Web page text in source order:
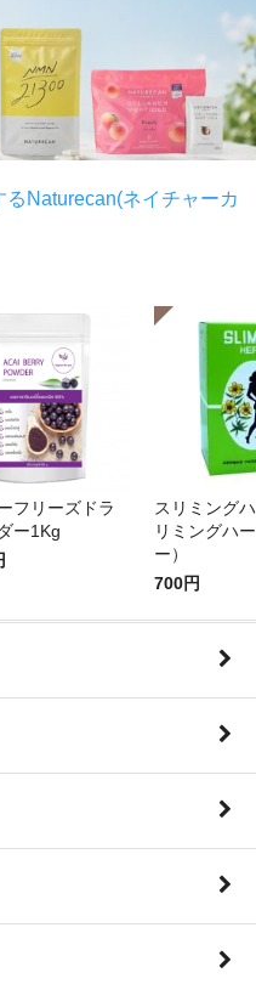
Naturecan(ネイチャーカ
フリーズドラ
ー1Kg
スリミング
リミングハ
ー）
700円